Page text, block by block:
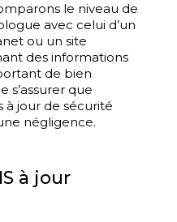
le niveau de
avec celui d’un
ou un site
des informations
de bien
s’assurer que
à jour de sécurité
négligence.
à jour